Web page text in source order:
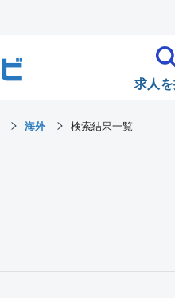
求人
海外 検索結果一覧